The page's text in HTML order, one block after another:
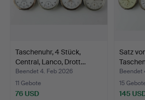
Taschenuhr, 4 Stück,
Central, Lanco, Drott…
Beendet 4. Feb 2026
11 Gebote
76 USD
Satz
Beendet
15
145